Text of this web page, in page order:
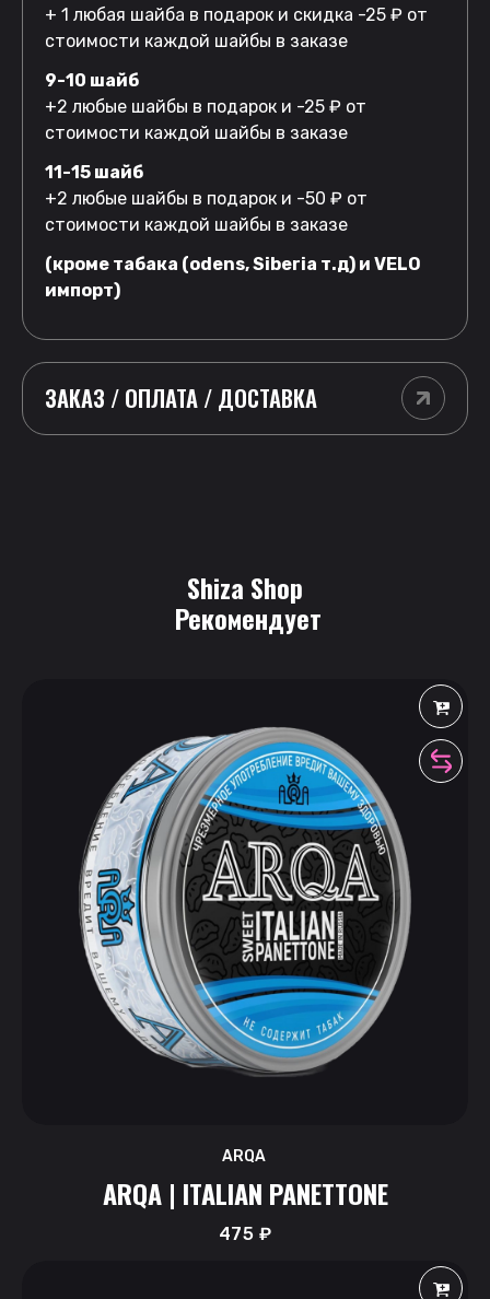
+ 1 любая шайба в подарок и скидка -25 ₽ от
стоимости каждой шайбы в заказе
9-10 шайб
+2 любые шайбы в подарок и -25 ₽ от
стоимости каждой шайбы в заказе
11-15 шайб
+2 любые шайбы в подарок и -50 ₽ от
стоимости каждой шайбы в заказе
(кроме табака (odens, Siberia т.д) и VELO
импорт)
ЗАКАЗ / ОПЛАТА / ДОСТАВКА
Shiza Shop
Рекомендует
ARQA
ARQA | ITALIAN PANETTONE
475 ₽